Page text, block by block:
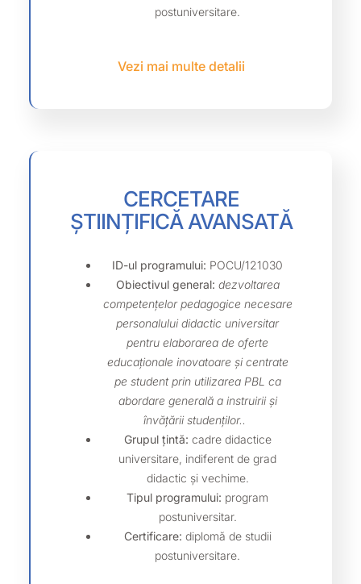
postuniversitare.
Vezi mai multe detalii
CERCETARE
ȘTIINȚIFICĂ AVANSATĂ
ID-ul programului: POCU/121030
Obiectivul general: dezvoltarea
competențelor pedagogice necesare
personalului didactic universitar
pentru elaborarea de oferte
educaționale inovatoare și centrate
pe student prin utilizarea PBL ca
abordare generală a instruirii și
învățării studenților..
Grupul țintă: cadre didactice
universitare, indiferent de grad
didactic și vechime.
Tipul programului: program
postuniversitar.
Certificare: diplomă de studii
postuniversitare.